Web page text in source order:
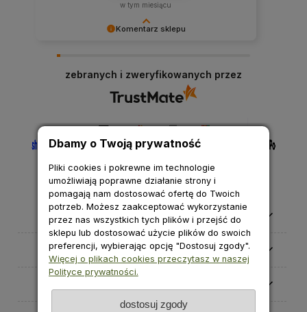
Komentarz sklepu
w tym miesiącu
zebranych i zweryfikowanych przez
Pomoc
Moje konto
Dbamy o Twoją prywatność
Pliki cookies i pokrewne im technologie
umożliwiają poprawne działanie strony i
pomagają nam dostosować ofertę do Twoich
potrzeb. Możesz zaakceptować wykorzystanie
przez nas wszystkich tych plików i przejść do
sklepu lub dostosować użycie plików do swoich
preferencji, wybierając opcję "Dostosuj zgody".
Więcej o plikach cookies przeczytasz w naszej
Polityce prywatności.
dostosuj zgody